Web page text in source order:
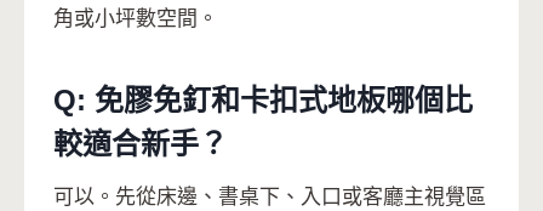
角或小坪數空間。
Q: 免膠免釘和卡扣式地板哪個比
較適合新手？
可以。先從床邊、書桌下、入口或客廳主視覺區